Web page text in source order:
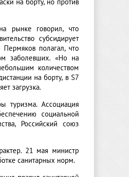
на борту, но против
рынке говорил, что
субсидирует
полагал, что
заболевших. «Но на
количеством
на борту, в S7
загрузка.
туризма. Ассоциация
социальной
Российский союз
21 мая министр
санитарных норм.